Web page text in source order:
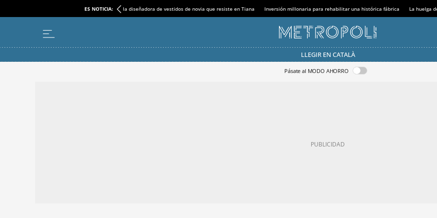
ES NOTICIA: la diseñadora de vestidos de novia que resiste en Tiana Inversión millonaria para rehabilitar una histórica fábrica La huelga
LLEGIR EN CATALÀ
Pásate al MODO AHORRO